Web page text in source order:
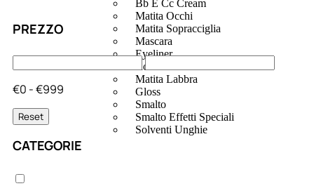
Bb E Cc Cream
Matita Occhi
Matita Sopracciglia
Mascara
Eyeliner
Rossetto
Matita Labbra
Gloss
Smalto
Smalto Effetti Speciali
Solventi Unghie
PREZZO
€0 - €999
Reset
CATEGORIE